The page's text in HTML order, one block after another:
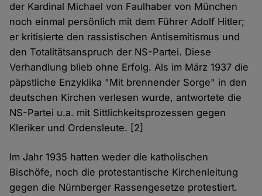
der Kardinal Michael von Faulhaber von München
noch einmal persönlich mit dem Führer Adolf Hitler;
er kritisierte den rassistischen Antisemitismus und
den Totalitätsanspruch der NS-Partei. Diese
Verhandlung blieb ohne Erfolg. Als im März 1937 die
päpstliche Enzyklika "Mit brennender Sorge" in den
deutschen Kirchen verlesen wurde, antwortete die
NS-Partei u.a. mit Sittlichkeitsprozessen gegen
Kleriker und Ordensleute. [2]
Im Jahr 1935 hatten weder die katholischen
Bischöfe, noch die protestantische Kirchenleitung
gegen die Nürnberger Rassengesetze protestiert.